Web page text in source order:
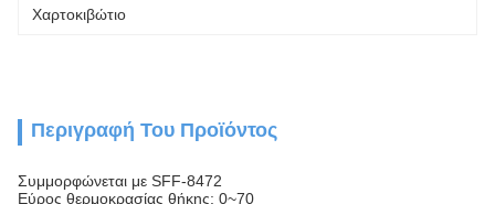
Χαρτοκιβώτιο
Περιγραφή Του Προϊόντος
Συμμορφώνεται με SFF-8472
Εύρος θερμοκρασίας θήκης: 0~70